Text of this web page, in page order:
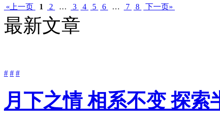
«上一页 1 2 … 3 4 5 6 … 7 8 下一页»
最新文章
# # #
月下之情 相系不变 探索